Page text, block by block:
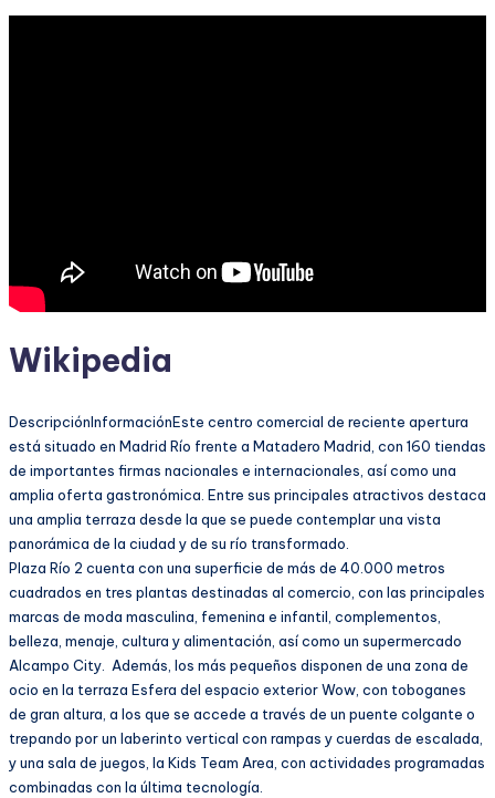
Wikipedia
DescripciónInformaciónEste centro comercial de reciente apertura
está situado en Madrid Río frente a Matadero Madrid, con 160 tiendas
de importantes firmas nacionales e internacionales, así como una
amplia oferta gastronómica. Entre sus principales atractivos destaca
una amplia terraza desde la que se puede contemplar una vista
panorámica de la ciudad y de su río transformado.
Plaza Río 2 cuenta con una superficie de más de 40.000 metros
cuadrados en tres plantas destinadas al comercio, con las principales
marcas de moda masculina, femenina e infantil, complementos,
belleza, menaje, cultura y alimentación, así como un supermercado
Alcampo City. Además, los más pequeños disponen de una zona de
ocio en la terraza Esfera del espacio exterior Wow, con toboganes
de gran altura, a los que se accede a través de un puente colgante o
trepando por un laberinto vertical con rampas y cuerdas de escalada,
y una sala de juegos, la Kids Team Area, con actividades programadas
combinadas con la última tecnología.